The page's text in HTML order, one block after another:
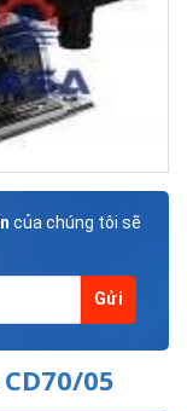
của chúng tôi sẽ
05